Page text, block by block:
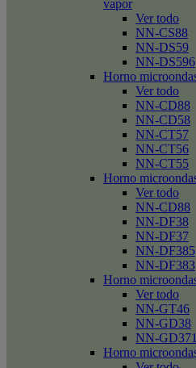
vapor
Ver todo
NN-CS88
NN-DS59
NN-DS596
Horno
Ver todo
NN-CD88
NN-CD58
NN-CT57
NN-CT56
NN-CT55
Horno
Ver todo
NN-CD88
NN-DF38
NN-DF37
NN-DF385
NN-DF383
Horno
Ver todo
NN-GT46
NN-GD38
NN-GD371
Horno